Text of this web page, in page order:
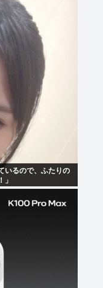
いるので、ふたりの
」